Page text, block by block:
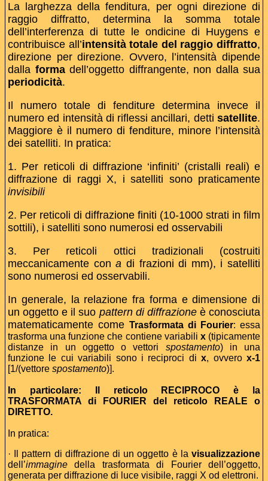
La larghezza della fenditura, per ogni direzione di
raggio diffratto, determina la somma totale
dell’interferenza di tutte le ondicine di Huygens e
contribuisce all’intensità totale del raggio diffratto,
direzione per direzione. Ovvero, l’intensità dipende
dalla forma dell’oggetto diffrangente, non dalla sua
periodicità.
Il numero totale di fenditure determina invece il
numero ed intensità di riflessi ancillari, detti satellite.
Maggiore è il numero di fenditure, minore l’intensità
dei satelliti. In pratica:
1. Per reticoli di diffrazione ‘infiniti’ (cristalli reali) e
diffrazione di raggi X, i satelliti sono praticamente
invisibili
2. Per reticoli di diffrazione finiti (10-1000 strati in film
sottili), i satelliti sono numerosi ed osservabili
3. Per reticoli ottici tradizionali (costruiti
meccanicamente cona di frazioni di mm), i satelliti
sono numerosi ed osservabili.
In generale, la relazione fra forma e dimensione di
un oggetto e il suo pattern di diffrazione è conosciuta
matematicamente come Trasformata di Fourier: essa
trasforma una funzione che contiene variabili x (tipicamente
distanze in un oggetto o vettori spostamento) in una
funzione le cui variabili sono i reciproci dix, ovverox-1
[1/(vettore spostamento)].
In particolare: Il reticolo RECIPROCO è la
TRASFORMATA di FOURIER del reticolo REALE o
DIRETTO.
In pratica:
· Il pattern di diffrazione di un oggetto è la visualizzazione
dell’immaginedella trasformata di Fourier dell’oggetto,
generata per diffrazione di luce visibile, raggi X od elettroni.